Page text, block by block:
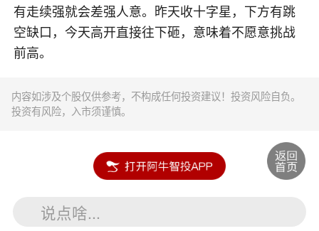
有走续强就会差强人意。昨天收十字星，下方有跳
空缺口，今天高开直接往下砸，意味着不愿意挑战
前高。
内容如涉及个股仅供参考，不构成任何投资建议！投资风险自负。
投资有风险，入市须谨慎。
说点啥...